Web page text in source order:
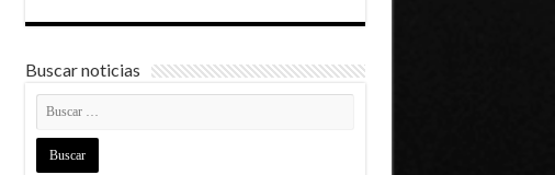
Buscar noticias